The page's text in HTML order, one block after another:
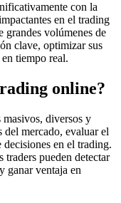
con la
en el trading
grandes volúmenes de
clave, optimizar sus
tiempo real.
online?
masivos, diversos y
del mercado, evaluar el
en el trading.
traders pueden detectar
ganar ventaja en